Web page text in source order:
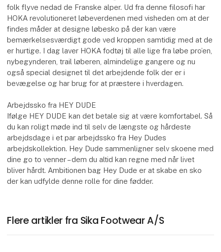
folk flyve nedad de Franske alper. Ud fra denne filosofi har
HOKA revolutioneret løbeverdenen med visheden om at der
findes måder at designe løbesko på der kan være
bemærkelsesværdigt gode ved kroppen samtidig med at de
er hurtige. I dag laver HOKA fodtøj til alle lige fra løbe pro’en,
nybegynderen, trail løberen, almindelige gangere og nu
også special designet til det arbejdende folk der er i
bevægelse og har brug for at præstere i hverdagen.
Arbejdssko fra HEY DUDE
Ifølge HEY DUDE kan det betale sig at være komfortabel. Så
du kan roligt møde ind til selv de længste og hårdeste
arbejdsdage i et par arbejdssko fra Hey Dudes
arbejdskollektion. Hey Dude sammenligner selv skoene med
dine go to venner – dem du altid kan regne med når livet
bliver hårdt. Ambitionen bag Hey Dude er at skabe en sko
der kan udfylde denne rolle for dine fødder.
Flere artikler fra Sika Footwear A/S